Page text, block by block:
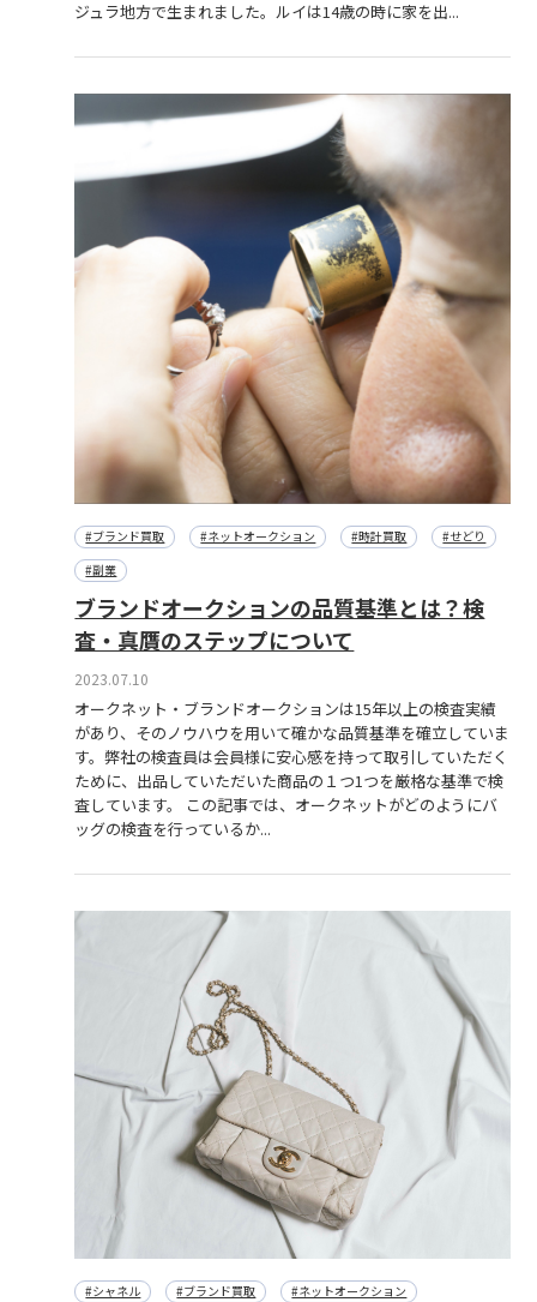
ジュラ地方で生まれました。ルイは14歳の時に家を出...
#ブランド買取 #ネットオークション #時計買取
#せどり
#副業
ブランドオークションの品質基準とは？検
査・真贋のステップについて
2023.07.10
オークネット・ブランドオークションは15年以上の検査実績
があり、そのノウハウを用いて確かな品質基準を確立していま
す。弊社の検査員は会員様に安心感を持って取引していただく
ために、出品していただいた商品の１つ1つを厳格な基準で検
査しています。 この記事では、オークネットがどのようにバ
ッグの検査を行っているか...
#シャネル #ブランド買取
#ネットオークション